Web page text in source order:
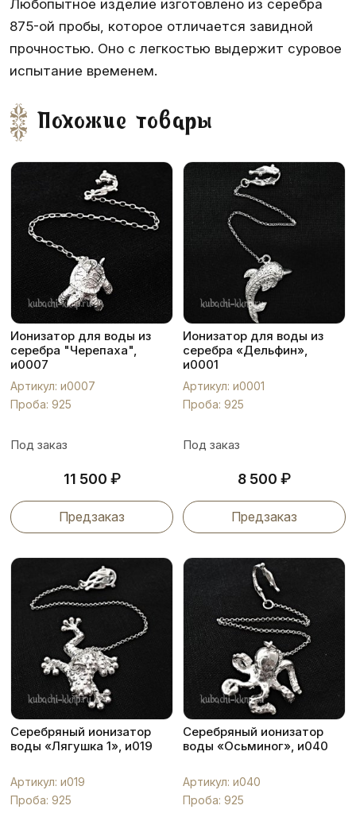
Любопытное изделие изготовлено из серебра
875-ой пробы, которое отличается завидной
прочностью. Оно с легкостью выдержит суровое
испытание временем.
Похожие товары
Ионизатор для воды из
серебра "Черепаха",
и0007
Артикул: и0007
Проба: 925
Под заказ
11 500 ₽
Предзаказ
Ионизатор для воды из
серебра «Дельфин»,
и0001
Артикул: и0001
Проба: 925
Под заказ
8 500 ₽
Предзаказ
Серебряный ионизатор
воды «Лягушка 1», и019
Артикул: и019
Проба: 925
Серебряный ионизатор
воды «Осьминог», и040
Артикул: и040
Проба: 925